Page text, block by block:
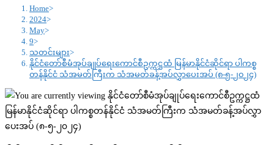
Home>
2024>
May>
9>
သတင်းများ>
နိုင်ငံတော်စီမံအုပ်ချုပ်ရေးကောင်စီဥက္ကဋ္ဌထံ မြန်မာနိုင်ငံဆိုင်ရာ ပါကစ္စ
တန်နိုင်ငံ သံအမတ်ကြီးက သံအမတ်ခန့်အပ်လွှာပေးအပ် (၈-၅-၂၀၂၄)